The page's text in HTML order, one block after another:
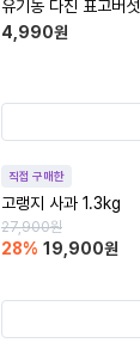
유기농 다진 표고버
4,990원
직접 구매한
고랭지 사과 1.3kg
27,900원
28% 19,900원